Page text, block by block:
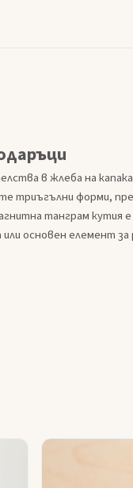
в жлеба на
триъгълни форми,
танграм кутия
основен елемент за